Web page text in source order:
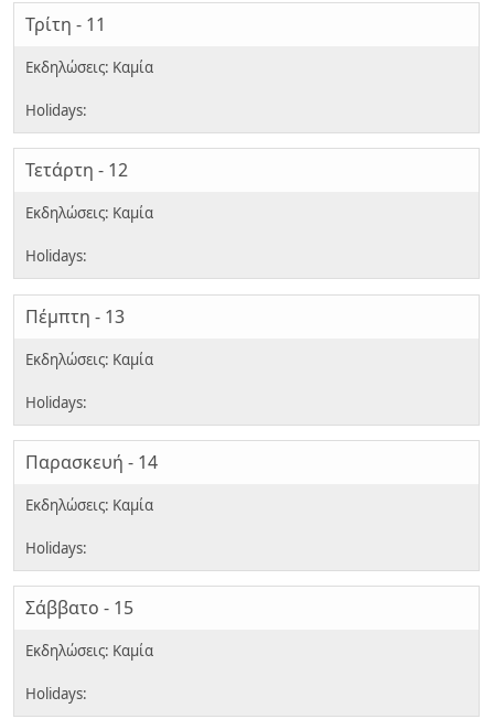
Τρίτη - 11
Τετάρτη - 12
Πέμπτη - 13
Παρασκευή - 14
Σάββατο - 15